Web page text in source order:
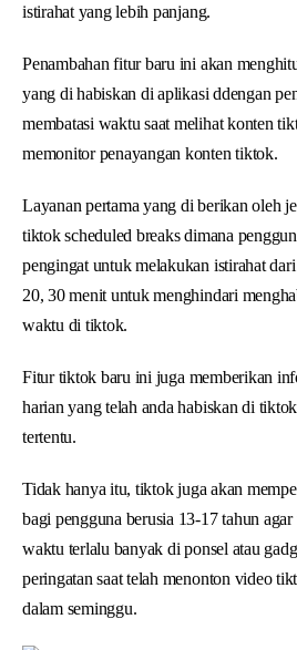
istirahat yang lebih panjang.
Penambahan fitur baru ini akan
yang di habiskan di aplikasi ddengan
membatasi waktu saat melihat konten
memonitor penayangan konten tiktok.
Layanan pertama yang di berikan oleh
tiktok scheduled breaks dimana
pengingat untuk melakukan istirahat
20, 30 menit untuk menghindari
waktu di tiktok.
Fitur tiktok baru ini juga memberikan
harian yang telah anda habiskan di
tertentu.
Tidak hanya itu, tiktok juga akan
bagi pengguna berusia 13-17 tahun
waktu terlalu banyak di ponsel atau
peringatan saat telah menonton video
dalam seminggu.